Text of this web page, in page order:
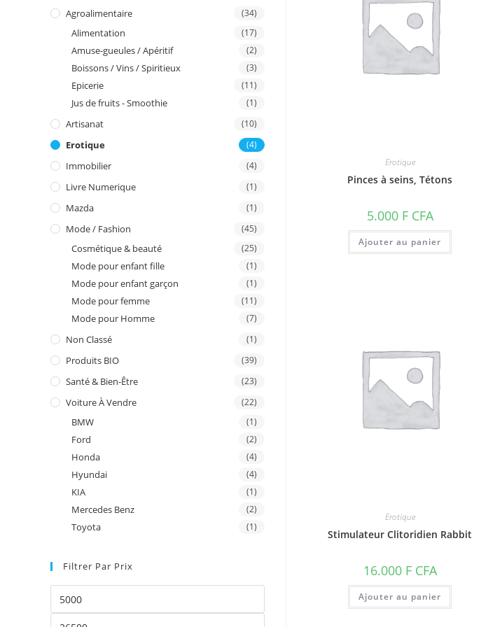
Erotique
Pinces à seins, Tétons
5.000 F CFA
Ajouter au panier
Erotique
Stimulateur Clitoridien Rabbit
16.000 F CFA
Ajouter au panier
Agroalimentaire (34)
Alimentation (17)
Amuse-gueules / Apéritif (2)
Boissons / Vins / Spiritieux (3)
Epicerie (11)
Jus de fruits - Smoothie (1)
Artisanat (10)
Erotique (4)
Immobilier (4)
Livre Numerique (1)
Mazda (1)
Mode / Fashion (45)
Cosmétique & beauté (25)
Mode pour enfant fille (1)
Mode pour enfant garçon (1)
Mode pour femme (11)
Mode pour Homme (7)
Non Classé (1)
Produits BIO (39)
Santé & Bien-Être (23)
Voiture À Vendre (22)
BMW (1)
Ford (2)
Honda (4)
Hyundai (4)
KIA (1)
Mercedes Benz (2)
Toyota (1)
Filtrer Par Prix
min